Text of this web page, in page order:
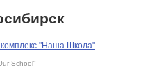
"Наша Школа"
School"